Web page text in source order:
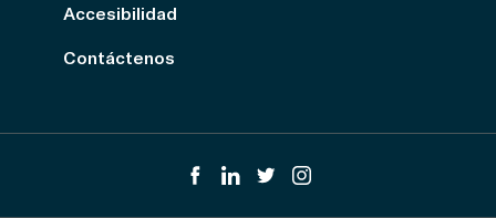
Accesibilidad
Contáctenos